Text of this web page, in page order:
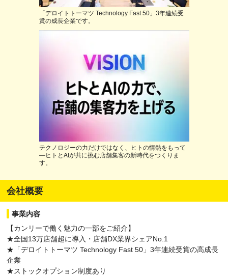
「デロイトトーマツ Technology Fast 50」3年連続受
賞の成長企業です。
テクノロジーの力だけではなく、ヒトの情熱をもって
―ヒトとAIが共に挑む店舗集客の新時代をつくりま
す。
会社概要
事業内容
【カンリーで働く魅力の一部をご紹介】
★全国13万店舗超に導入・店舗DX業界シェアNo.1
★「デロイトトーマツ Technology Fast 50」3年連続受賞の高成長
企業
★ストックオプション制度あり